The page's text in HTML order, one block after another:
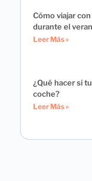
Cómo viajar
durante el
Leer Más »
¿Qué hacer si
coche?
Leer Más »